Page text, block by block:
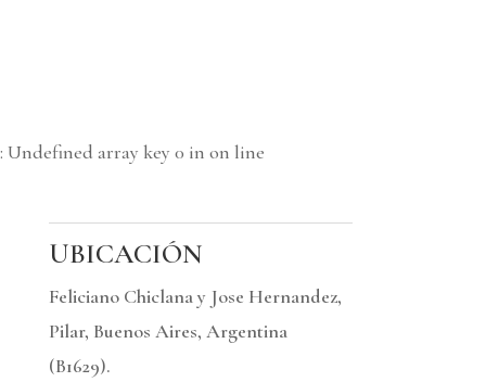
: Undefined array key 0 in on line
UBICACIÓN
Feliciano Chiclana y Jose Hernandez,
Pilar, Buenos Aires, Argentina
(B1629).